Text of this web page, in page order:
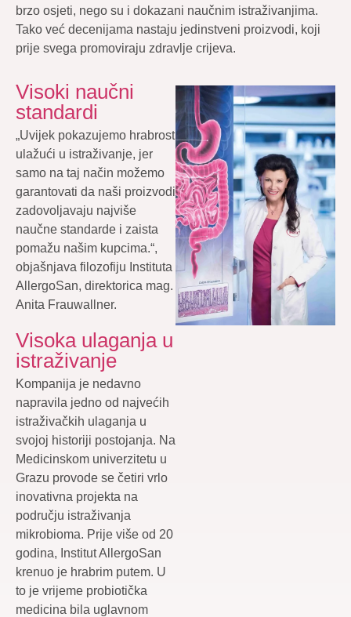
brzo osjeti, nego su i dokazani naučnim istraživanjima.
Tako već decenijama nastaju jedinstveni proizvodi, koji
prije svega promoviraju zdravlje crijeva.
Visoki naučni
standardi
„Uvijek pokazujemo hrabrost
ulažući u istraživanje, jer
samo na taj način možemo
garantovati da naši proizvodi
zadovoljavaju najviše
naučne standarde i zaista
pomažu našim kupcima.“,
objašnjava filozofiju Instituta
AllergoSan, direktorica mag.
Anita Frauwallner.
Visoka ulaganja u
istraživanje
Kompanija je nedavno
napravila jedno od najvećih
istraživačkih ulaganja u
svojoj historiji postojanja. Na
Medicinskom univerzitetu u
Grazu provode se četiri vrlo
inovativna projekta na
području istraživanja
mikrobioma. Prije više od 20
godina, Institut AllergoSan
krenuo je hrabrim putem. U
to je vrijeme probiotička
medicina bila uglavnom